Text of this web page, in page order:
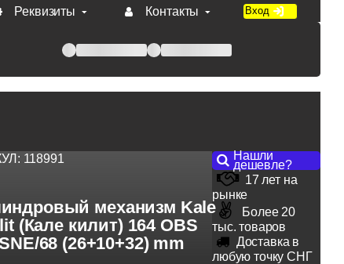
Реквизиты Контакты Вход
оплате по счету.
118991
механизм Kale
(Кале килит) 164 OBS
68 (26+10+32) mm
Нашли
дешевле?
17 лет на
рынке
Более 20
тыс. товаров
Доставка в
любую точку СНГ